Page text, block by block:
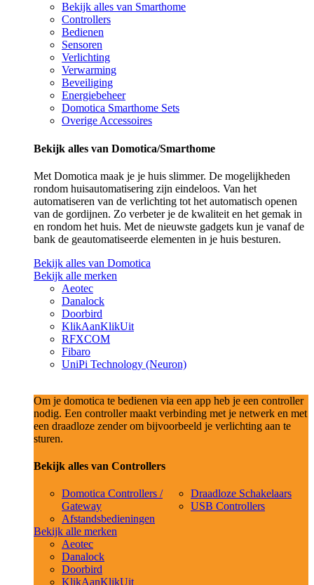
Bekijk alles van Smarthome
Controllers
Bedienen
Sensoren
Verlichting
Verwarming
Beveiliging
Energiebeheer
Domotica Smarthome Sets
Overige Accessoires
Bekijk alles van Domotica/Smarthome
Met Domotica maak je je huis slimmer. De mogelijkheden
rondom huisautomatisering zijn eindeloos. Van het
automatiseren van de verlichting tot het automatisch openen
van de gordijnen. Zo verbeter je de kwaliteit en het gemak in
en rondom het huis. Met de nieuwste gadgets kun je vanaf de
bank de geautomatiseerde elementen in je huis besturen.
Bekijk alles van Domotica
Bekijk alle merken
Aeotec
Danalock
Doorbird
KlikAanKlikUit
RFXCOM
Fibaro
UniPi Technology (Neuron)
Om je domotica te bedienen via een app heb je een controller
nodig. Een controller maakt verbinding met je netwerk en met
een draadloze zender om bijvoorbeeld je verlichting aan te
sturen.
Bekijk alles van Controllers
Domotica Controllers /
Gateway
Afstandsbedieningen
Draadloze Schakelaars
USB Controllers
Bekijk alle merken
Aeotec
Danalock
Doorbird
KlikAanKlikUit